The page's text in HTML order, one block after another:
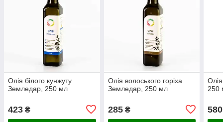
Олія білого кунжуту
Земледар, 250 мл
423 ₴
Олія волоського горіха
Земледар, 250 мл
285₴
250
580